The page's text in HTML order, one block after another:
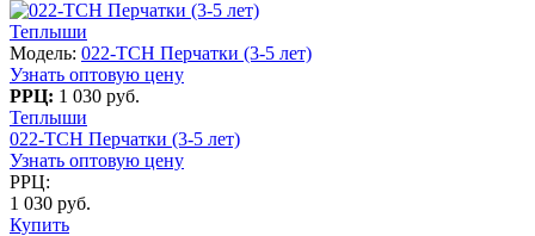
Теплыши
Модель: 022-TCH Перчатки (3-5 лет)
Узнать оптовую цену
РРЦ: 1 030 руб.
Теплыши
022-TCH Перчатки (3-5 лет)
Узнать оптовую цену
РРЦ:
1 030 руб.
Купить